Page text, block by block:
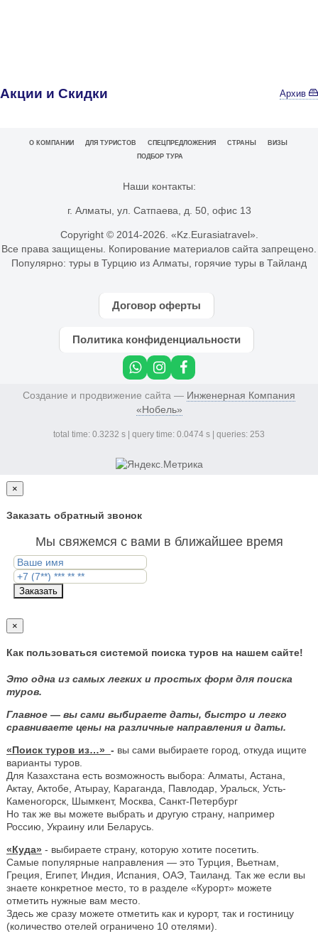
Акции и Скидки Архив
О КОМПАНИИ ДЛЯ ТУРИСТОВ СПЕЦПРЕДЛОЖЕНИЯ СТРАНЫ
ВИЗЫ
ПОДБОР ТУРА
Наши контакты:
г. Алматы, ул. Сатпаева, д. 50, офис 13
Copyright © 2014-2026. «Kz.Eurasiatravel».
Все права защищены. Копирование материалов сайта запрещено.
Популярно: туры в Турцию из Алматы горячие туры в Тайланд
Договор оферты
Политика конфиденциальности
Создание и продвижение сайта — Инженерная Компания
«Нобель»
total time: 0.3232 s | query time: 0.0474 s | queries: 253
×
Заказать обратный звонок
Мы свяжемся с вами в ближайшее время
Заказать
×
Как пользоваться системой поиска туров на нашем сайте!
Это одна из самых легких и простых форм для поиска
туров.
Главное — вы сами выбираете даты, быстро и легко
сравниваете цены на различные направления и даты.
«Поиск туров из…» - вы сами выбираете город, откуда ищите
варианты туров.
Для Казахстана есть возможность выбора: Алматы, Астана,
Актау, Актобе, Атырау, Караганда, Павлодар, Уральск, Усть-
Каменогорск, Шымкент, Москва, Санкт-Петербург
Но так же вы можете выбрать и другую страну, например
Россию, Украину или Беларусь.
«Куда» - выбираете страну, которую хотите посетить.
Самые популярные направления — это Турция, Вьетнам,
Греция, Египет, Индия, Испания, ОАЭ, Таиланд. Так же если вы
знаете конкретное место, то в разделе «Курорт» можете
отметить нужные вам место.
Здесь же сразу можете отметить как и курорт, так и гостиницу
(количество отелей ограничено 10 отелями).